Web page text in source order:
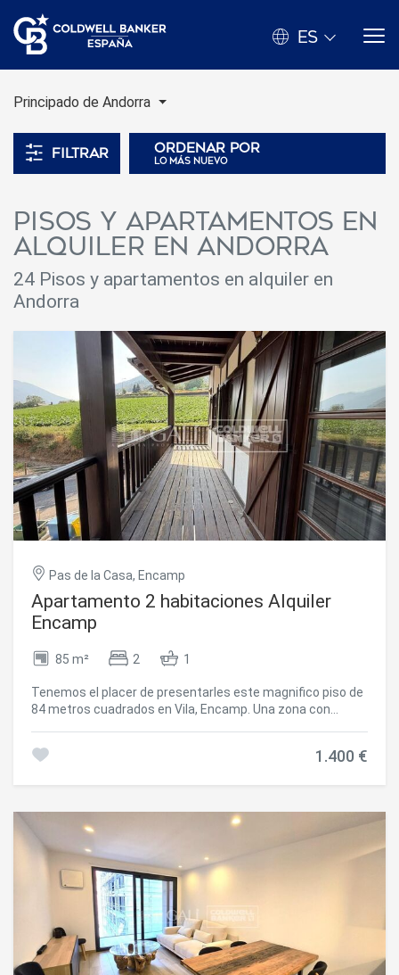
ES
Principado de Andorra
Filtrar Ordenar por
lo más nuevo
Pisos y apartamentos en
alquiler en Andorra
24 Pisos y apartamentos en alquiler en
Andorra
Pas de la Casa, Encamp
Apartamento 2 habitaciones Alquiler
Encamp
85 m² 2 1
Tenemos el placer de presentarles este magnifico piso de
84 metros cuadrados en Vila, Encamp. Una zona con
y camas. Dispone de un baño completo con bañera. La
una cocina independiente totalmente equipada y un
recibidor con mas armarios de almacenaje.~En el piso
tiene incluida una plaza de aparcamiento y un trastero en
el mismo edificio.~Se cobraran 100€ en concepto de agua
y calefacción.~Disponible inmediatamente.~Agenda una
cita con nosotros, inmobiliaria Gali a su disposición.
#ref:05215/5210
1.400 €